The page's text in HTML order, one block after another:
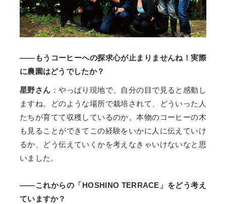
――もうコーヒーへの探求心が止まりませんね！実際
に農園はどうでしたか？
星野さん ：やっぱり現地で、自分の目で見ると感動し
ますね。どのような場所で栽培されて、どういった人
たちが育てて収穫しているのか。本物のコーヒーの木
も見ることができてこの経験をいかに人に伝えていけ
るか、どう伝えていくかを考えなきゃいけないなと思
いました。
――これからの「HOSHINO TERRACE」をどう考え
ていますか？